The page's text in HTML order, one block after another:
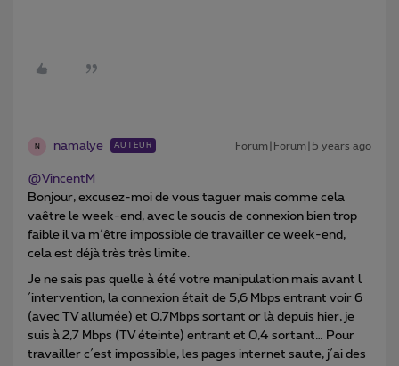
N namalye AUTEUR Forum|Forum|5 years ago
@VincentM
Bonjour, excusez-moi de vous taguer mais comme cela
vaêtre le week-end, avec le soucis de connexion bien trop
faible il va m´être impossible de travailler ce week-end,
cela est déjà très très limite.
Je ne sais pas quelle à été votre manipulation mais avant l
´intervention, la connexion était de 5,6 Mbps entrant voir 6
(avec TV allumée) et 0,7Mbps sortant or là depuis hier, je
suis à 2,7 Mbps (TV éteinte) entrant et 0,4 sortant… Pour
travailler c´est impossible, les pages internet saute, j´ai des